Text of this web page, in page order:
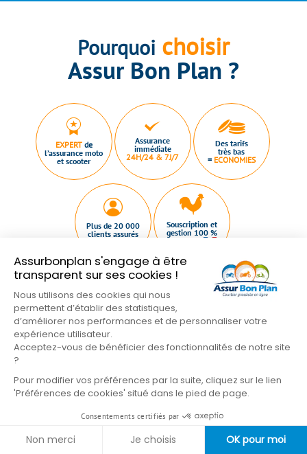
Assurbonplan s'engage à être
transparent sur ses cookies !
Nous utilisons des cookies qui nous
permettent d’établir des statistiques,
d’améliorer nos performances et de personnaliser votre
expérience utilisateur.
Acceptez-vous de bénéficier des fonctionnalités de notre site
?
Pour modifier vos préférences par la suite, cliquez sur le lien
'Préférences de cookies' situé dans le pied de page.
Consentements certifiés par
Non merci Je choisis OK pour moi
Pourquoi choisir
Assur Bon Plan ?
EXPERTde
l’assurance moto
et scooter
Assurance
immédiate
24H/24 & 7J/7
Des tarifs
très bas
= ECONOMIES
Plus de 20 000
clients assurés
Souscription et
gestion 100 %
Qui sommes nous ?
Mentions légales
Conditions Générales
Formulaire de résiliation
Suivez-nous sur les réseaux